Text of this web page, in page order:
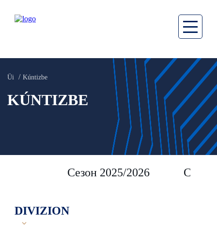
Üi Kúntizbe
KÚNTIZBE
Сезон 2025/2026 Сезон
DIVIZION